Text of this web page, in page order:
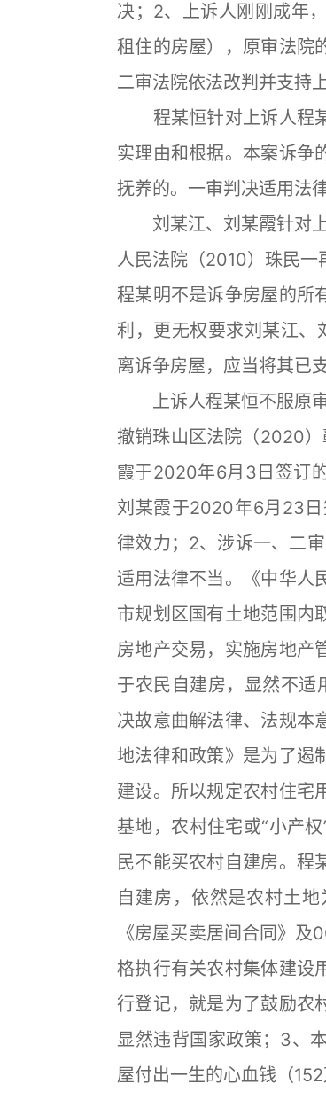
决；2、上诉人刚刚成年
租住的房屋），原审法院
二审法院依法改判并支持
程某恒针对上诉人程某
实理由和根据。本案诉争
抚养的。一审判决适用法
刘某江、刘某霞针对上
人民法院（2010）珠民一
程某明不是诉争房屋的所
利，更无权要求刘某江、
离诉争房屋，应当将其已
上诉人程某恒不服原审
撤销珠山区法院（2020
霞于2020年6月3日签订
刘某霞于2020年6月23
律效力；2、涉诉一、二
适用法律不当。《中华人
市规划区国有土地范围内
房地产交易，实施房地产
于农民自建房，显然不适
决故意曲解法律、法规本
地法律和政策》是为了遏
建设。所以规定农村住宅
基地，农村住宅或“小产
民不能买农村自建房。程
自建房，依然是农村土
《房屋买卖居间合同》
格执行有关农村集体建设
行登记，就是为了鼓励农
显然违背国家政策；3、
屋付出一生的心血钱（